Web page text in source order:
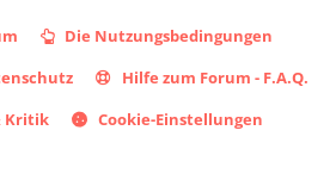
Die Nutzungsbedingungen
Hilfe zum Forum - F.A.Q.
Kritik
Cookie-Einstellungen